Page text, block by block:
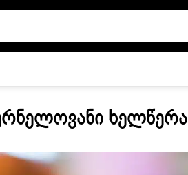
Ხელწერა